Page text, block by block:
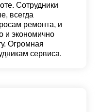
Сотрудники
всегда
ремонта, и
и экономично
Огромная
сервиса.